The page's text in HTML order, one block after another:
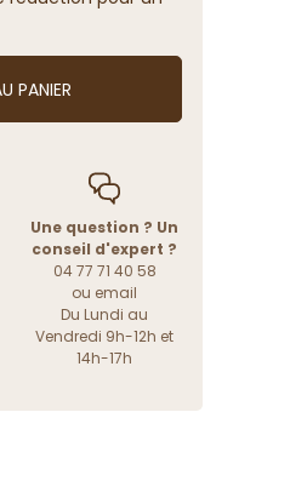
PANIER
Une question ? Un
conseil d'expert ?
04 77 71 40 58
ou email
Du Lundi au
Vendredi 9h-12h et
14h-17h